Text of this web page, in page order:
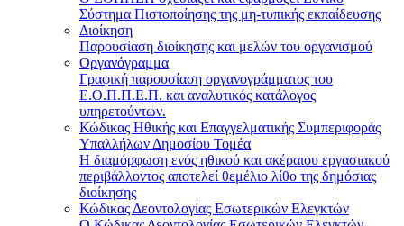
Σύστημα Πιστοποίησης της μη-τυπικής εκπαίδευσης
Διοίκηση
Παρουσίαση διοίκησης και μελών του οργανισμού
Οργανόγραμμα
Γραφική παρουσίαση οργανογράμματος του
Ε.Ο.Π.Π.Ε.Π. και αναλυτικός κατάλογος
υπηρετούντων.
Κώδικας Ηθικής και Επαγγελματικής Συμπεριφοράς
Υπαλλήλων Δημοσίου Τομέα
Η διαμόρφωση ενός ηθικού και ακέραιου εργασιακού
περιβάλλοντος αποτελεί θεμέλιο λίθο της δημόσιας
διοίκησης
Κώδικας Δεοντολογίας Εσωτερικών Ελεγκτών